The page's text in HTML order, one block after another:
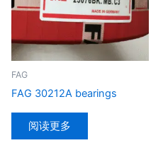
FAG
FAG 30212A bearings
阅读更多